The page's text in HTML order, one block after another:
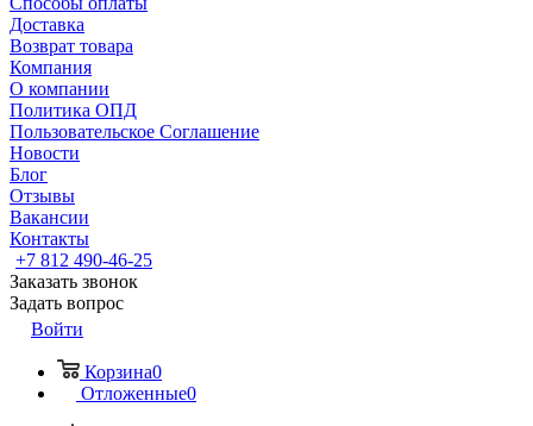
Доставка
Возврат товара
Компания
О компании
Политика ОПД
Пользовательское Соглашение
Новости
Блог
Отзывы
Вакансии
Контакты
+7 812 490-46-25
Заказать звонок
Задать вопрос
Войти
Корзина0
Отложенные0